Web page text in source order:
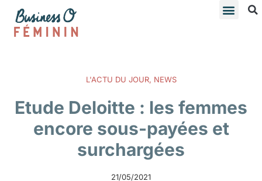
L'ACTU DU JOUR, NEWS
Etude Deloitte : les femmes
encore sous-payées et
surchargées
21/05/2021